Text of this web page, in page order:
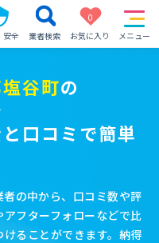
安全 業者検索
0
お気に入り
メニュー
谷町の
口コミで簡単
の中から、口コミ数や評
フターフォローなどで比
ることができます。納得